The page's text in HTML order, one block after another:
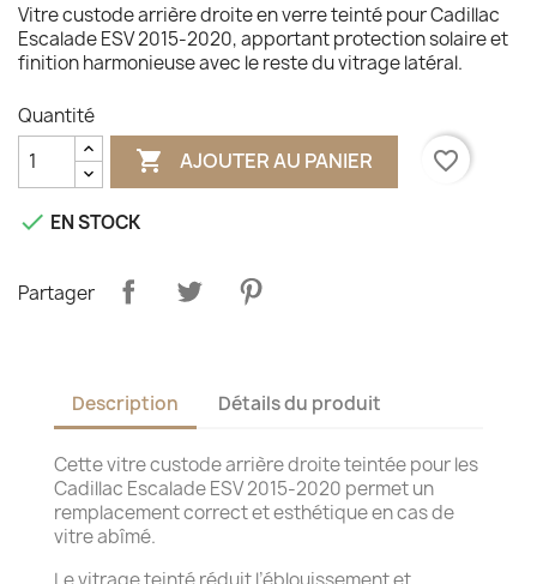
Vitre custode arrière droite en verre teinté pour Cadillac
Escalade ESV 2015-2020, apportant protection solaire et
finition harmonieuse avec le reste du vitrage latéral.
Quantité
 AJOUTER AU PANIER favorite_border
 EN STOCK
Partager
Description Détails du produit
Cette vitre custode arrière droite teintée pour les
Cadillac Escalade ESV 2015-2020 permet un
remplacement correct et esthétique en cas de
vitre abîmé.